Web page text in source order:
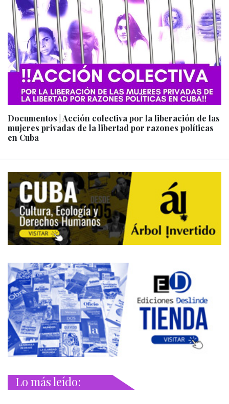
Documentos | Acción colectiva por la liberación de las
mujeres privadas de la libertad por razones políticas
en Cuba
Lo más leído: